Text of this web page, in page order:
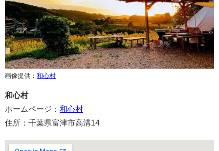
画像提供： 和心村
和心村
ホームページ： 和心村
住所：千葉県富津市高溝14